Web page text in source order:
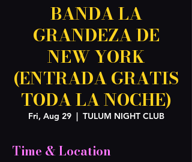
BANDA LA
GRANDEZA DE
NEW YORK
(ENTRADA GRATIS
TODA LA NOCHE)
Fri, Aug 29
  |
TULUM NIGHT CLUB
Time & Location